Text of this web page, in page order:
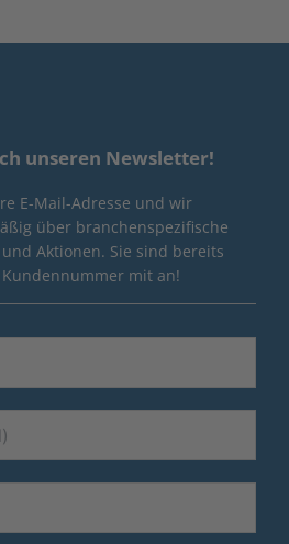
unseren Newsletter!
E-Mail-Adresse und wir
über branchenspezifische
Aktionen. Sie sind bereits
Kundennummer mit an!